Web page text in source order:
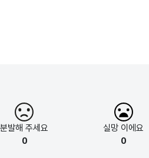
분발해주세요
0
실망 이에요
0